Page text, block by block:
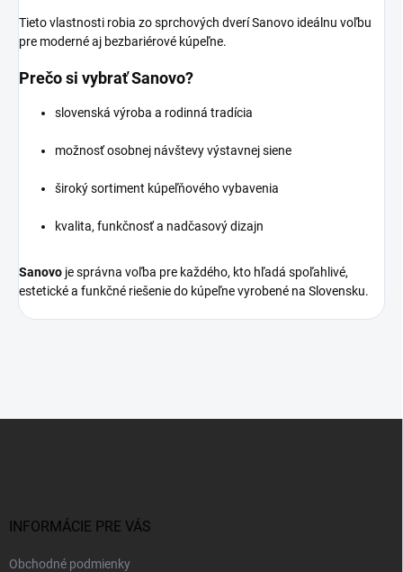
Tieto vlastnosti robia zo sprchových dverí Sanovo ideálnu voľbu
pre moderné aj bezbariérové kúpeľne.
Prečo si vybrať Sanovo?
slovenská výroba a rodinná tradícia
možnosť osobnej návštevy výstavnej siene
široký sortiment kúpeľňového vybavenia
kvalita, funkčnosť a nadčasový dizajn
Sanovo je správna voľba pre každého, kto hľadá spoľahlivé,
estetické a funkčné riešenie do kúpeľne vyrobené na Slovensku.
INFORMÁCIE PRE VÁS
Obchodné podmienky